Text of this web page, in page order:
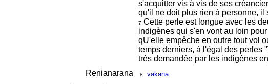
s'acquitter vis à vis de ses
qu'il ne doit plus rien à personne,
7 Cette perle est longue avec les
indigènes qui s'en vont au loin
qU'elle empêche en outre tout vol
temps derniers, à l'égal des perles
très demandée par les indigènes
Renianarana 8 vakana